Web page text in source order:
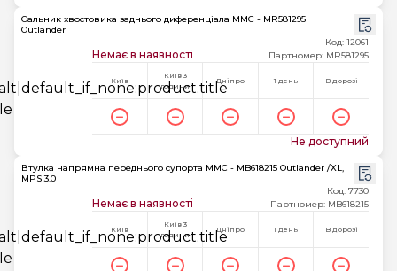
Сальник хвостовика заднього диференціала MMC - MR581295
Outlander
Немає в наявності
Код: 12061
Партномер: MR581295
Київ
Київ 3
години
Дніпро 1 день В дорозі
Не доступний
Втулка напрямна переднього супорта MMC - MB618215 Outlander /XL,
MPS 3.0
Немає в наявності
Код: 7730
Партномер: MB618215
Київ
Київ 3
години
Дніпро 1 день В дорозі